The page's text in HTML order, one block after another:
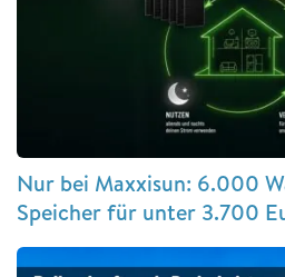
Nur bei Maxxisun: 6.000
Speicher für unter 3.700